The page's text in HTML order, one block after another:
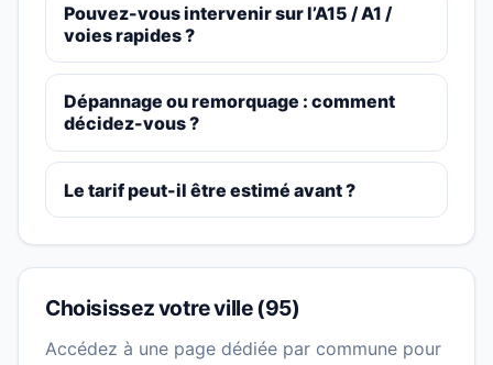
Pouvez-vous intervenir sur l’A15 / A1 /
voies rapides ?
Dépannage ou remorquage : comment
décidez-vous ?
Le tarif peut-il être estimé avant ?
Choisissez votre ville (95)
Accédez à une page dédiée par commune pour